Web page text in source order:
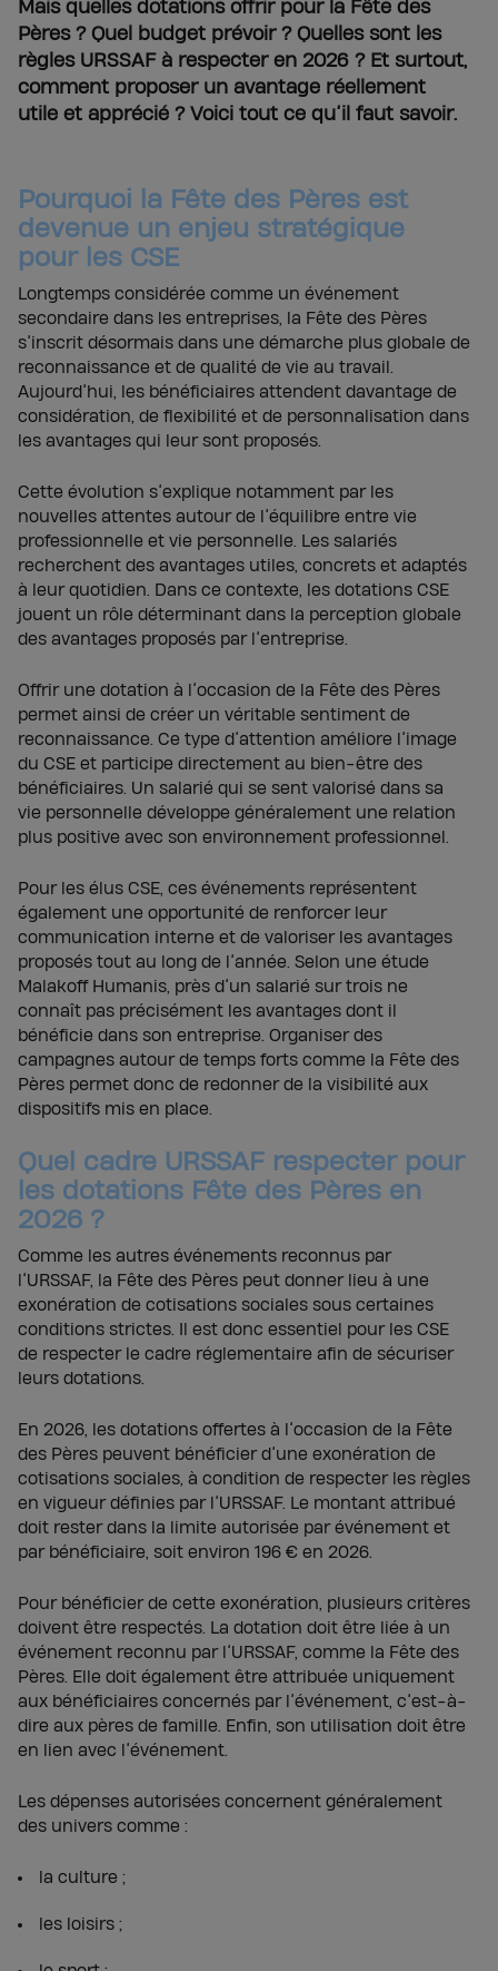
Mais quelles dotations offrir pour la Fête des
Pères ? Quel budget prévoir ? Quelles sont les
règles URSSAF à respecter en 2026 ? Et surtout,
comment proposer un avantage réellement
utile et apprécié ? Voici tout ce qu’il faut savoir.
Pourquoi la Fête des Pères est
devenue un enjeu stratégique
pour les CSE
Longtemps considérée comme un événement
secondaire dans les entreprises, la Fête des Pères
s’inscrit désormais dans une démarche plus globale de
reconnaissance et de qualité de vie au travail.
Aujourd’hui, les bénéficiaires attendent davantage de
considération, de flexibilité et de personnalisation dans
les avantages qui leur sont proposés.
Cette évolution s’explique notamment par les
nouvelles attentes autour de l’équilibre entre vie
professionnelle et vie personnelle. Les salariés
recherchent des avantages utiles, concrets et adaptés
à leur quotidien. Dans ce contexte, les dotations CSE
jouent un rôle déterminant dans la perception globale
des avantages proposés par l’entreprise.
Offrir une dotation à l’occasion de la Fête des Pères
permet ainsi de créer un véritable sentiment de
reconnaissance. Ce type d’attention améliore l’image
du CSE et participe directement au bien-être des
bénéficiaires. Un salarié qui se sent valorisé dans sa
vie personnelle développe généralement une relation
plus positive avec son environnement professionnel.
Pour les élus CSE, ces événements représentent
également une opportunité de renforcer leur
communication interne et de valoriser les avantages
proposés tout au long de l’année. Selon une étude
Malakoff Humanis, près d’un salarié sur trois ne
connaît pas précisément les avantages dont il
bénéficie dans son entreprise. Organiser des
campagnes autour de temps forts comme la Fête des
Pères permet donc de redonner de la visibilité aux
dispositifs mis en place.
Quel cadre URSSAF respecter pour
les dotations Fête des Pères en
2026 ?
Comme les autres événements reconnus par
l’URSSAF, la Fête des Pères peut donner lieu à une
exonération de cotisations sociales sous certaines
conditions strictes. Il est donc essentiel pour les CSE
de respecter le cadre réglementaire afin de sécuriser
leurs dotations.
En 2026, les dotations offertes à l’occasion de la Fête
des Pères peuvent bénéficier d’une exonération de
cotisations sociales, à condition de respecter les règles
en vigueur définies par l’URSSAF. Le montant attribué
doit rester dans la limite autorisée par événement et
par bénéficiaire, soit environ 196 € en 2026.
Pour bénéficier de cette exonération, plusieurs critères
doivent être respectés. La dotation doit être liée à un
événement reconnu par l’URSSAF, comme la Fête des
Pères. Elle doit également être attribuée uniquement
aux bénéficiaires concernés par l’événement, c’est-à-
dire aux pères de famille. Enfin, son utilisation doit être
en lien avec l’événement.
Les dépenses autorisées concernent généralement
des univers comme :
la culture ;
les loisirs ;